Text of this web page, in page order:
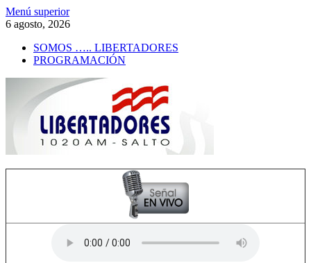
Saltar
al
Menú superior
6 agosto, 2026
SOMOS ….. LIBERTADORES
PROGRAMACIÓN